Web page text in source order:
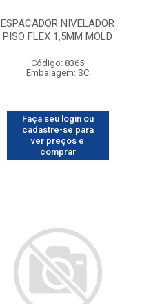
ESPACADOR NIVELADOR
PISO FLEX 1,5MM MOLD
Código: 8365
Embalagem: SC
Faça seu login ou
cadastre-se para
ver preços e
comprar